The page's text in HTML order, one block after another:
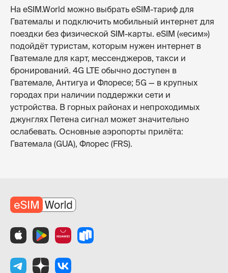
На eSIM.World можно выбрать eSIM-тариф для
Гватемалы и подключить мобильный интернет для
поездки без физической SIM-карты. eSIM («есим»)
подойдёт туристам, которым нужен интернет в
Гватемале для карт, мессенджеров, такси и
бронирований. 4G LTE обычно доступен в
Гватемале, Антигуа и Флоресе; 5G — в крупных
городах при наличии поддержки сети и
устройства. В горных районах и непроходимых
джунглях Петена сигнал может значительно
ослабевать. Основные аэропорты прилёта:
Гватемала (GUA), Флорес (FRS).